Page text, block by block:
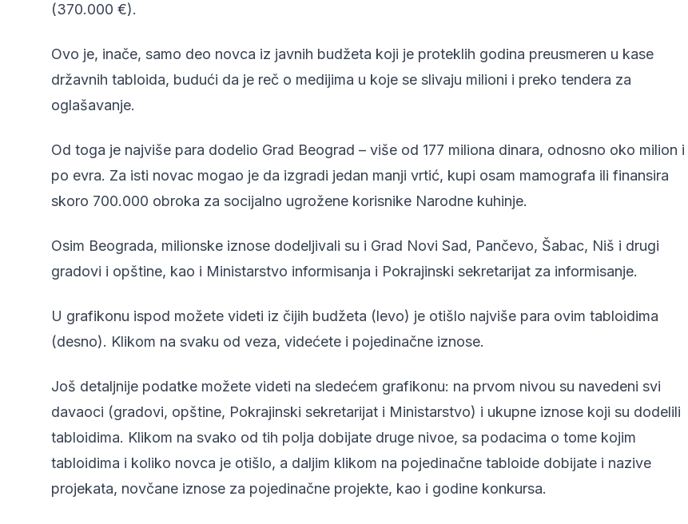
(370.000 €).
Ovo je, inače, samo deo novca iz javnih budžeta koji je proteklih godina preusmeren u kase
državnih tabloida, budući da je reč o medijima u koje se slivaju milioni i preko tendera za
oglašavanje.
Od toga je najviše para dodelio Grad Beograd – više od 177 miliona dinara, odnosno oko milion i
po evra. Za isti novac mogao je da izgradi jedan manji vrtić, kupi osam mamografa ili finansira
skoro 700.000 obroka za socijalno ugrožene korisnike Narodne kuhinje.
Osim Beograda, milionske iznose dodeljivali su i Grad Novi Sad, Pančevo, Šabac, Niš i drugi
gradovi i opštine, kao i Ministarstvo informisanja i Pokrajinski sekretarijat za informisanje.
U grafikonu ispod možete videti iz čijih budžeta (levo) je otišlo najviše para ovim tabloidima
(desno). Klikom na svaku od veza, videćete i pojedinačne iznose.
Još detaljnije podatke možete videti na sledećem grafikonu: na prvom nivou su navedeni svi
davaoci (gradovi, opštine, Pokrajinski sekretarijat i Ministarstvo) i ukupne iznose koji su dodelili
tabloidima. Klikom na svako od tih polja dobijate druge nivoe, sa podacima o tome kojim
tabloidima i koliko novca je otišlo, a daljim klikom na pojedinačne tabloide dobijate i nazive
projekata, novčane iznose za pojedinačne projekte, kao i godine konkursa.